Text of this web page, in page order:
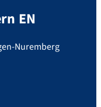
EN
Nuremberg